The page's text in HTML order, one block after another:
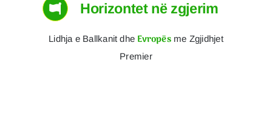
Horizontet në zgjerim
Lidhja e Ballkanit dhe Evropësme Zgjidhjet
Premier